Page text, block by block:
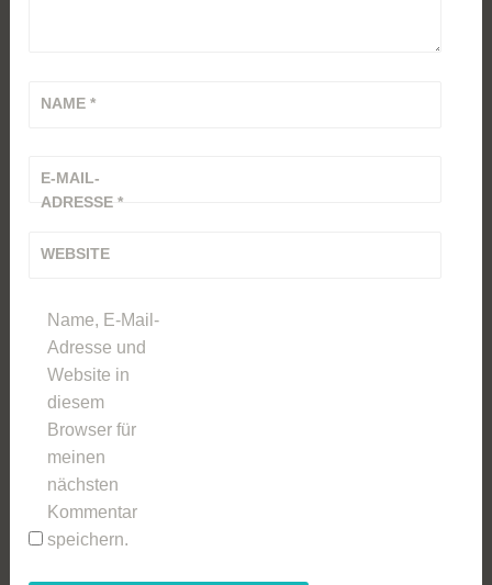
NAME*
E-MAIL-
ADRESSE*
WEBSITE
Name, E-Mail-
Adresse und
Website in
diesem
Browser für
meinen
nächsten
Kommentar
speichern.